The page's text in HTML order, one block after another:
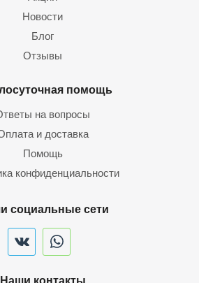
Новости
Блог
Отзывы
помощь
на вопросы
и доставка
Помощь
конфиденциальности
социальные сети
Наши контакты